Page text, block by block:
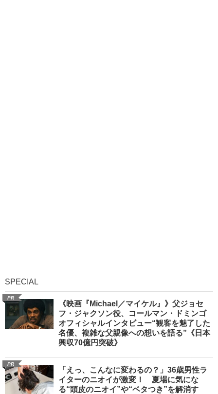
SPECIAL
PR
《映画『Michael／マイケル』》父ジョセ
フ・ジャクソン役、コールマン・ドミンゴ
オフィシャルインタビュー“観客を魅了した
名優、複雑な父親像への想いを語る”《日本
興収70億円突破》
PR
「えっ、こんなに変わるの？」36歳男性ラ
イターのニオイが激変！ 夏場に気にな
る“頭皮のニオイ”や“ベタつき”を解消す